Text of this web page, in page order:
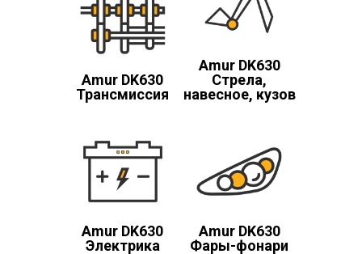
Amur DK630
Трансмиссия
Amur DK630
Стрела,
навесное, кузов
Amur DK630
Электрика
Amur DK630
Фары-фонари